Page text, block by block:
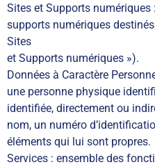
Sites et Supports
supports numériques
Sites
et Supports numériques »).
Données à Caractère
une personne physique
identifiée, directement ou
nom, un numéro
éléments qui lui sont propres.
Services : ensemble des